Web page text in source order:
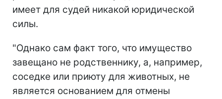
имеет для судей никакой юридической
силы.
"Однако сам факт того, что имущество
завещано не родственнику, а, например,
соседке или приюту для животных, не
является основанием для отмены